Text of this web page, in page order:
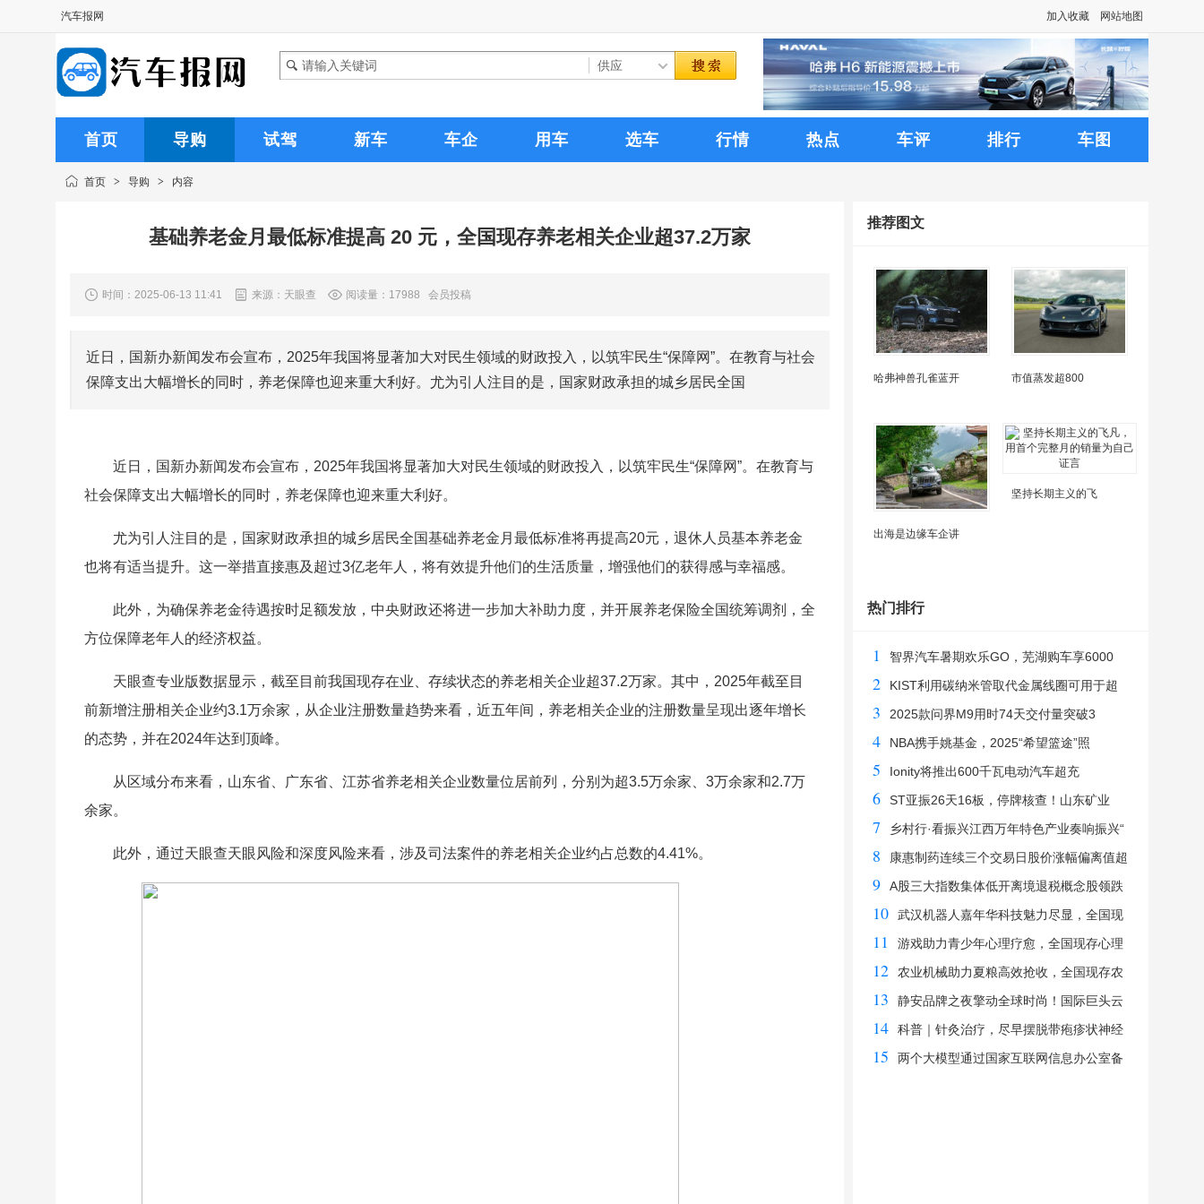
汽车报网 加入收藏 网站地图
首页 导购 试驾 新车 车企 用车 选车 行情 热点 车评 排行 车图
首页 > 导购 > 内容
基础养老金月最低标准提高 20 元，全国现存养老相关企业超37.2万家
时间：2025-06-13 11:41 来源：天眼查 阅读量：17988 会员投稿
近日，国新办新闻发布会宣布，2025年我国将显著加大对民生领域的财政投入，以筑牢民生“保障网”。在教育与社会
保障支出大幅增长的同时，养老保障也迎来重大利好。尤为引人注目的是，国家财政承担的城乡居民全国
近日，国新办新闻发布会宣布，2025年我国将显著加大对民生领域的财政投入，以筑牢民生“保障网”。在教育与
社会保障支出大幅增长的同时，养老保障也迎来重大利好。
尤为引人注目的是，国家财政承担的城乡居民全国基础养老金月最低标准将再提高20元，退休人员基本养老金
也将有适当提升。这一举措直接惠及超过3亿老年人，将有效提升他们的生活质量，增强他们的获得感与幸福感。
此外，为确保养老金待遇按时足额发放，中央财政还将进一步加大补助力度，并开展养老保险全国统筹调剂，全
方位保障老年人的经济权益。
天眼查专业版数据显示，截至目前我国现存在业、存续状态的养老相关企业超37.2万家。其中，2025年截至目
前新增注册相关企业约3.1万余家，从企业注册数量趋势来看，近五年间，养老相关企业的注册数量呈现出逐年增长
的态势，并在2024年达到顶峰。
从区域分布来看，山东省、广东省、江苏省养老相关企业数量位居前列，分别为超3.5万余家、3万余家和2.7万
余家。
此外，通过天眼查天眼风险和深度风险来看，涉及司法案件的养老相关企业约占总数的4.41%。
推荐图文
哈弗神兽孔雀蓝开 市值蒸发超800
出海是边缘车企讲
坚持长期主义的飞
热门排行
1 智界汽车暑期欢乐GO，芜湖购车享6000
2 KIST利用碳纳米管取代金属线圈可用于超
3 2025款问界M9用时74天交付量突破3
4 NBA携手姚基金，2025“希望篮途”照
5 Ionity将推出600千瓦电动汽车超充
6 ST亚振26天16板，停牌核查！山东矿业
7 乡村行·看振兴江西万年特色产业奏响振兴“
8
康惠制药连续三个交易日股价涨幅偏离值超
2
9 A股三大指数集体低开离境退税概念股领跌
10
武汉机器人嘉年华科技魅力尽显，全国现
存机
11
游戏助力青少年心理疗愈，全国现存心理
咨询
12
农业机械助力夏粮高效抢收，全国现存农
机相
13
静安品牌之夜擎动全球时尚！国际巨头云
集，
14
科普｜针灸治疗，尽早摆脱带疱疹状神经
痛
15
两个大模型通过国家互联网信息办公室备